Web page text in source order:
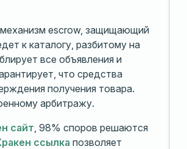
escrow, защищающий
к каталогу, разбитому на
все объявления и
что средства
получения товара.
арбитражу.
сайт, 98% споров решаются
ссылка позволяет